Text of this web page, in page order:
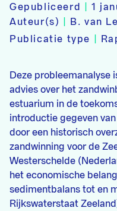
Gepubliceerd |1
Auteur(s)
B. van
Publicatie type
Deze probleemanalyse
advies over het
estuarium in de
introductie gegeven
door een historisch
zandwinning voor de
Westerschelde
het economische
sedimentbalans tot en
Rijkswaterstaat